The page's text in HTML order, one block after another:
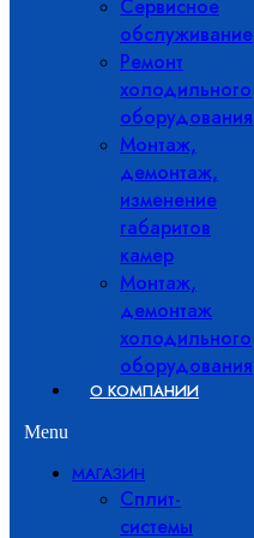
Сервисное
обслуживание
Ремонт
холодильного
оборудования
Монтаж,
демонтаж,
изменение
габаритов
камер
Монтаж,
демонтаж
холодильного
оборудования
О КОМПАНИИ
Menu
МАГАЗИН
Сплит-
системы